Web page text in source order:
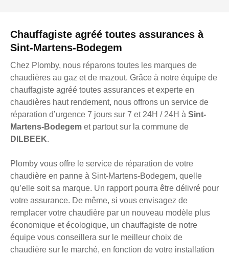
Chauffagiste agréé toutes assurances à
Sint-Martens-Bodegem
Chez Plomby, nous réparons toutes les marques de
chaudières au gaz et de mazout. Grâce à notre équipe de
chauffagiste agréé toutes assurances et experte en
chaudières haut rendement, nous offrons un service de
réparation d’urgence 7 jours sur 7 et 24H / 24H à Sint-
Martens-Bodegem et partout sur la commune de
DILBEEK.
Plomby vous offre le service de réparation de votre
chaudière en panne à Sint-Martens-Bodegem, quelle
qu’elle soit sa marque. Un rapport pourra être délivré pour
votre assurance. De même, si vous envisagez de
remplacer votre chaudière par un nouveau modèle plus
économique et écologique, un chauffagiste de notre
équipe vous conseillera sur le meilleur choix de
chaudière sur le marché, en fonction de votre installation